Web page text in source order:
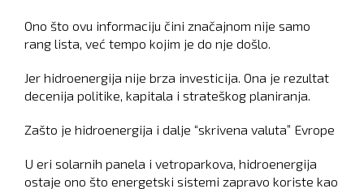
Ono što ovu informaciju čini značajnom nije samo
rang lista, već tempo kojim je do nje došlo.
Jer hidroenergija nije brza investicija. Ona je rezultat
decenija politike, kapitala i strateškog planiranja.
Zašto je hidroenergija i dalje “skrivena valuta” Evrope
U eri solarnih panela i vetroparkova, hidroenergija
ostaje ono što energetski sistemi zapravo koriste kao